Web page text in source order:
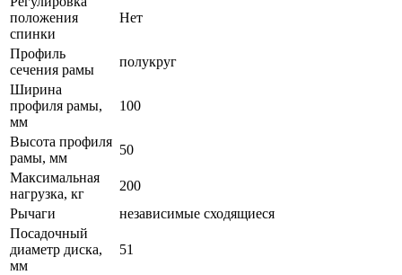
положения
спинки
Нет
Профиль
сечения рамы
полукруг
Ширина
профиля рамы,
мм
100
Высота профиля
рамы, мм
50
Максимальная
нагрузка, кг
200
Рычаги
независимые сходящиеся
Посадочный
диаметр диска,
мм
51